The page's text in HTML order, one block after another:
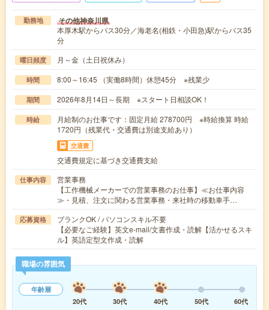
勤務地 その他神奈川県
本厚木駅からバス30分／海老名(相鉄・小田急)駅からバス35
分
曜日頻度 月～金（土日祝休み）
時間 8:00～16:45 （実働8時間）休憩45分 ※残業少
期間 2026年8月14日～長期 ※スタート日相談OK！
時給
月給制のお仕事です：固定月給 278700円 ※時給換算 時給
1720円（残業代・交通費は別途支給あり）
交通費
交通費規定に基づき交通費支給
仕事内容
営業事務
【工作機械メーカーでの営業事務のお仕事】≪お仕事内容
≫・見積、注文に関わる営業事務・来社時の移動車手…
応募資格
ブランクOK / パソコンスキル不要
【必要なご経験】英文e-mail/文書作成・読解【活かせるスキ
ル】英語定型文作成・読解
職場の雰囲気
年齢層
20代
30代 40代 50代
60代